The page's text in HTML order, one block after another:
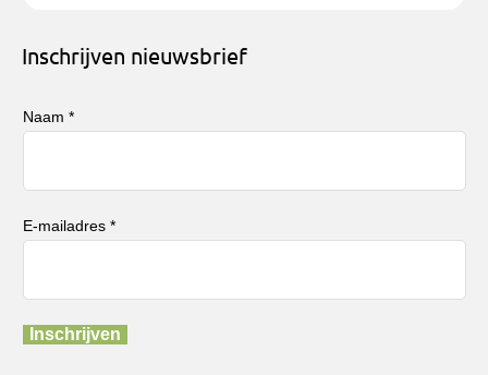
Inschrijven nieuwsbrief
Naam *
E-mailadres *
Inschrijven